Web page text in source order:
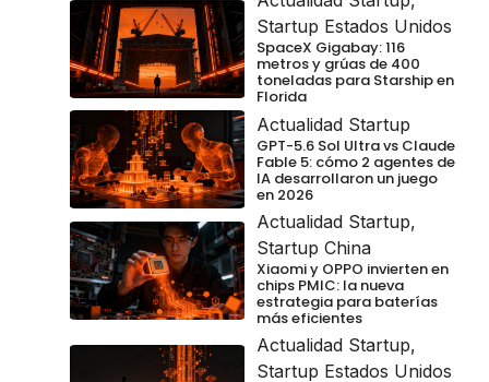
Startup Estados Unidos
SpaceX Gigabay: 116
metros y grúas de 400
toneladas para Starship en
Florida
Actualidad Startup
GPT-5.6 Sol Ultra vs Claude
Fable 5: cómo 2 agentes de
IA desarrollaron un juego
en 2026
Actualidad Startup,
Startup China
Xiaomi y OPPO invierten en
chips PMIC: la nueva
estrategia para baterías
más eficientes
Actualidad Startup,
Startup Estados Unidos